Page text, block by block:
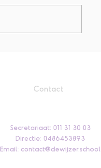
Contact
Secretariaat: 011 31 30 03
Directie: 0486453893
Email: contact@dewijzer.school